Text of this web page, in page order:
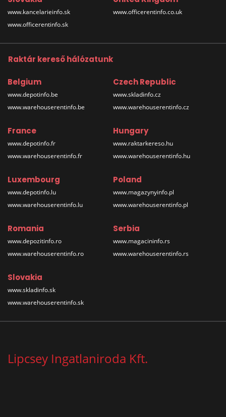
www.kancelarieinfo.sk
www.officerentinfo.sk
www.officerentinfo.co.uk
Raktár kereső hálózatunk
Belgium
www.depotinfo.be
www.warehouserentinfo.be
Czech Republic
www.skladinfo.cz
www.warehouserentinfo.cz
France
www.depotinfo.fr
www.warehouserentinfo.fr
Hungary
www.raktarkereso.hu
www.warehouserentinfo.hu
Luxembourg
www.depotinfo.lu
www.warehouserentinfo.lu
Poland
www.magazynyinfo.pl
www.warehouserentinfo.pl
Romania
www.depozitinfo.ro
www.warehouserentinfo.ro
Serbia
www.magacininfo.rs
www.warehouserentinfo.rs
Slovakia
www.skladinfo.sk
www.warehouserentinfo.sk
Lipcsey Ingatlaniroda Kft.